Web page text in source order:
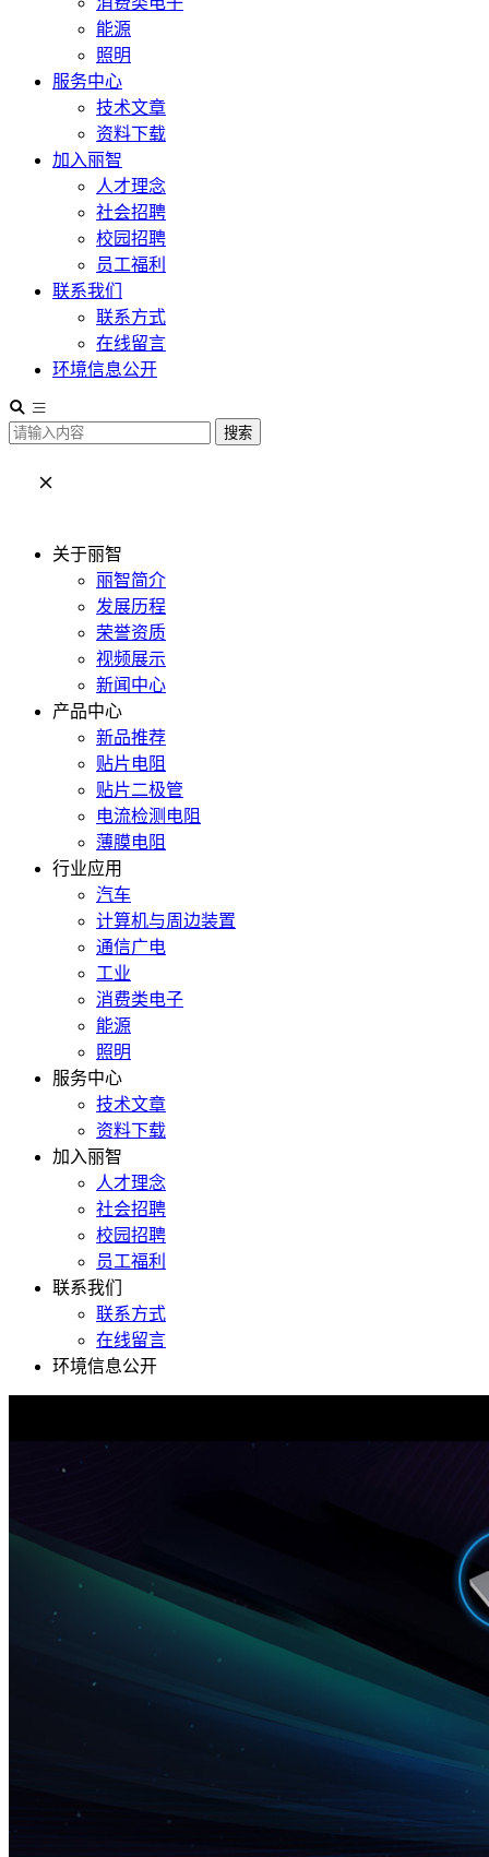
能源
照明
服务中心
技术文章
资料下载
加入丽智
人才理念
社会招聘
校园招聘
员工福利
联系我们
联系方式
在线留言
环境信息公开
搜索
关于丽智
丽智简介
发展历程
荣誉资质
视频展示
新闻中心
产品中心
新品推荐
贴片电阻
贴片二极管
电流检测电阻
薄膜电阻
行业应用
汽车
计算机与周边装置
通信广电
工业
消费类电子
能源
照明
服务中心
技术文章
资料下载
加入丽智
人才理念
社会招聘
校园招聘
员工福利
联系我们
联系方式
在线留言
环境信息公开